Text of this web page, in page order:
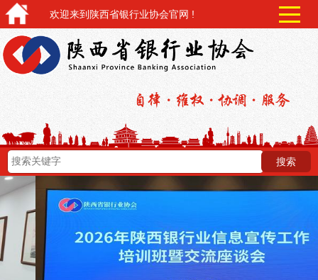
欢迎来到陕西省银行业协会官网 !
next